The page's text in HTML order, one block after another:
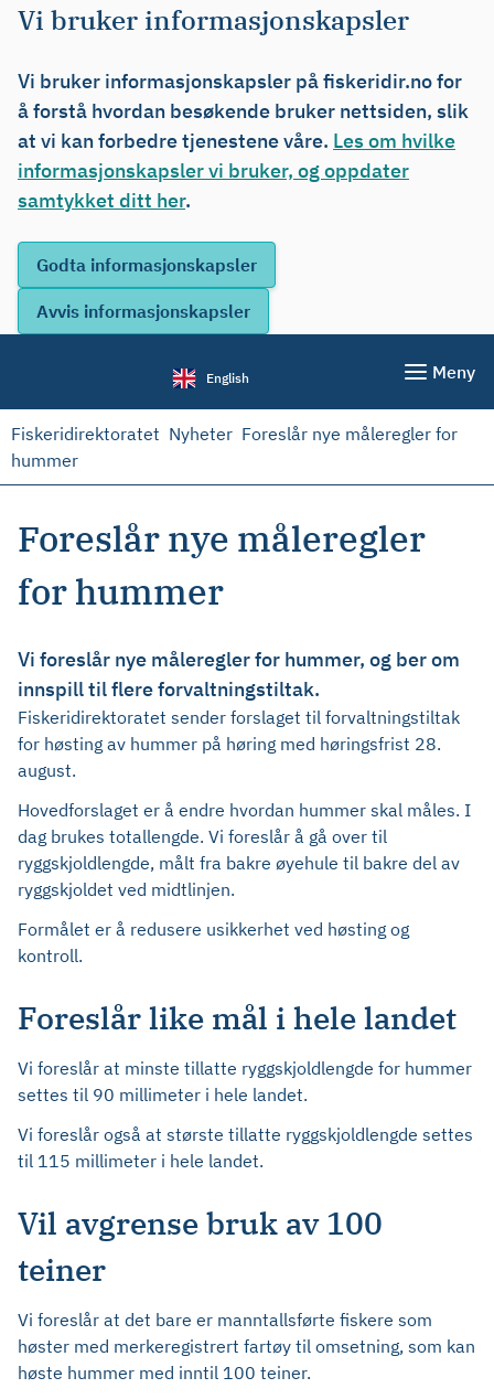
Vi bruker informasjonskapsler
Vi bruker informasjonskapsler på fiskeridir.no for
å forstå hvordan besøkende bruker nettsiden, slik
at vi kan forbedre tjenestene våre. Les om hvilke
informasjonskapsler vi bruker, og oppdater
samtykket ditt her.
English Meny
Fiskeridirektoratet Nyheter Foreslår nye måleregler for
hummer
Foreslår nye måleregler
for hummer
Vi foreslår nye måleregler for hummer, og ber om
innspill til flere forvaltningstiltak.
Fiskeridirektoratet sender forslaget til forvaltningstiltak
for høsting av hummer på høring med høringsfrist 28.
august.
Hovedforslaget er å endre hvordan hummer skal måles. I
dag brukes totallengde. Vi foreslår å gå over til
ryggskjoldlengde, målt fra bakre øyehule til bakre del av
ryggskjoldet ved midtlinjen.
Formålet er å redusere usikkerhet ved høsting og
kontroll.
Foreslår like mål i hele landet
Vi foreslår at minste tillatte ryggskjoldlengde for hummer
settes til 90 millimeter i hele landet.
Vi foreslår også at største tillatte ryggskjoldlengde settes
til 115 millimeter i hele landet.
Vil avgrense bruk av 100
teiner
Vi foreslår at det bare er manntallsførte fiskere som
høster med merkeregistrert fartøy til omsetning, som kan
høste hummer med inntil 100 teiner.